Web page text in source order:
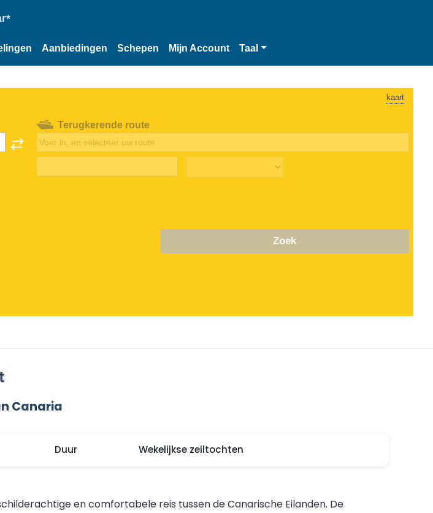
Aanbiedingen Schepen Mijn Account Taal
kaart
Terugkerende route
Zoek
Canaria
Duur Wekelijkse zeiltochten
en comfortabele reis tussen de Canarische Eilanden. De